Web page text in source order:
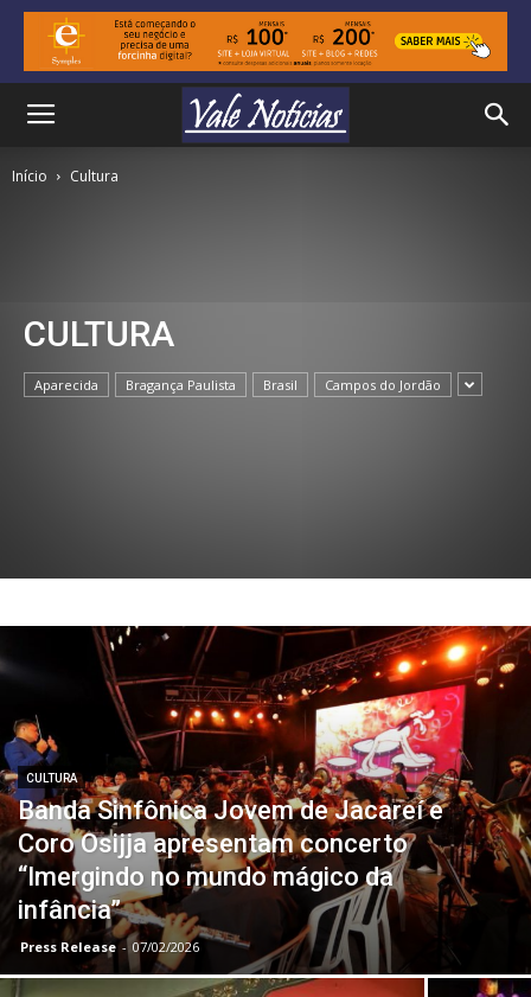
Início Cultura
CULTURA
Aparecida Bragança Paulista Brasil Campos do Jordão
CULTURA
Banda Sinfônica Jovem de Jacareí e
Coro Osijja apresentam concerto
“Imergindo no mundo mágico da
infância”
Press Release - 07/02/2026